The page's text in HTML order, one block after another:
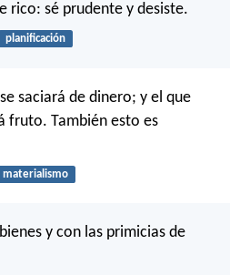
rico: sé prudente y desiste.
planificación
saciará de dinero; y el que
fruto. También esto es
materialismo
y con las primicias de